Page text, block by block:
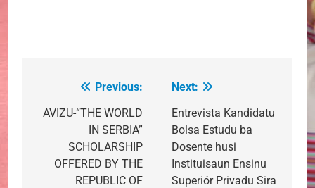
navigation
Previous:
AVIZU-“THE WORLD
IN SERBIA”
SCHOLARSHIP
OFFERED BY THE
REPUBLIC OF
Next:
Entrevista Kandidatu
Bolsa Estudu ba
Dosente husi
Instituisaun Ensinu
Superiór Privadu Sira